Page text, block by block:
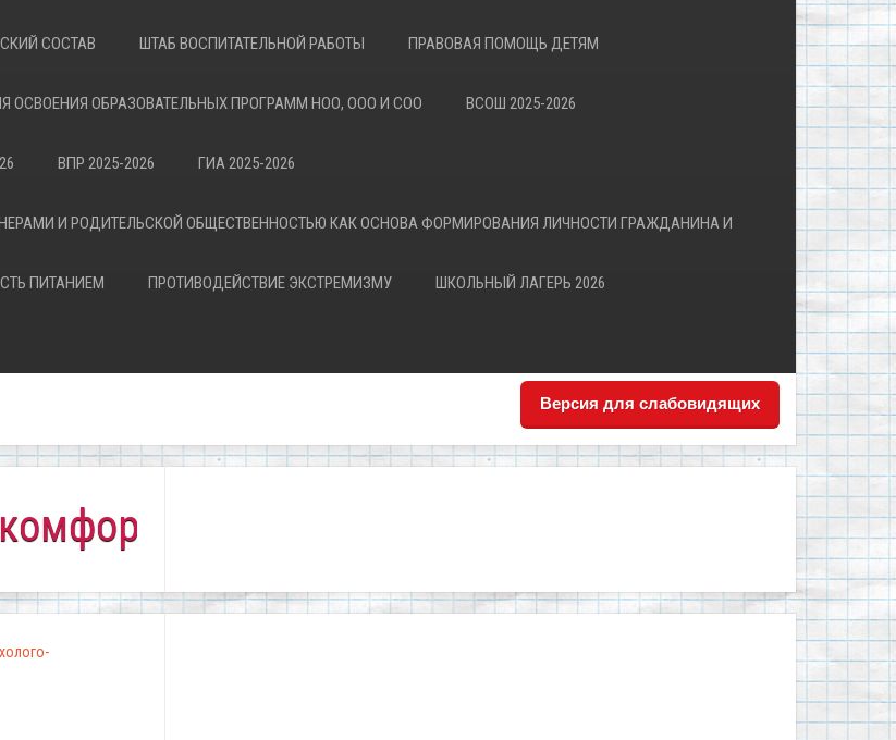
СОСТАВ ШТАБ ВОСПИТАТЕЛЬНОЙ РАБОТЫ ПРАВОВАЯ ПОМОЩЬ ДЕТЯМ
ОСВОЕНИЯ ОБРАЗОВАТЕЛЬНЫХ ПРОГРАММ НОО, ООО И СОО ВСОШ 2025-2026
ВПР 2025-2026 ГИА 2025-2026
И РОДИТЕЛЬСКОЙ ОБЩЕСТВЕННОСТЬЮ КАК ОСНОВА ФОРМИРОВАНИЯ ЛИЧНОСТИ ГРАЖДАНИНА И
ПИТАНИЕМ ПРОТИВОДЕЙСТВИЕ ЭКСТРЕМИЗМУ ШКОЛЬНЫЙ ЛАГЕРЬ 2026
Версия для слабовидящих
всем!"